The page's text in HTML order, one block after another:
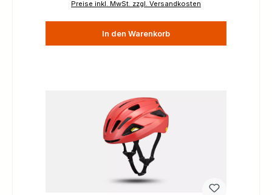
Preise inkl. MwSt. zzgl. Versandkosten
In den Warenkorb